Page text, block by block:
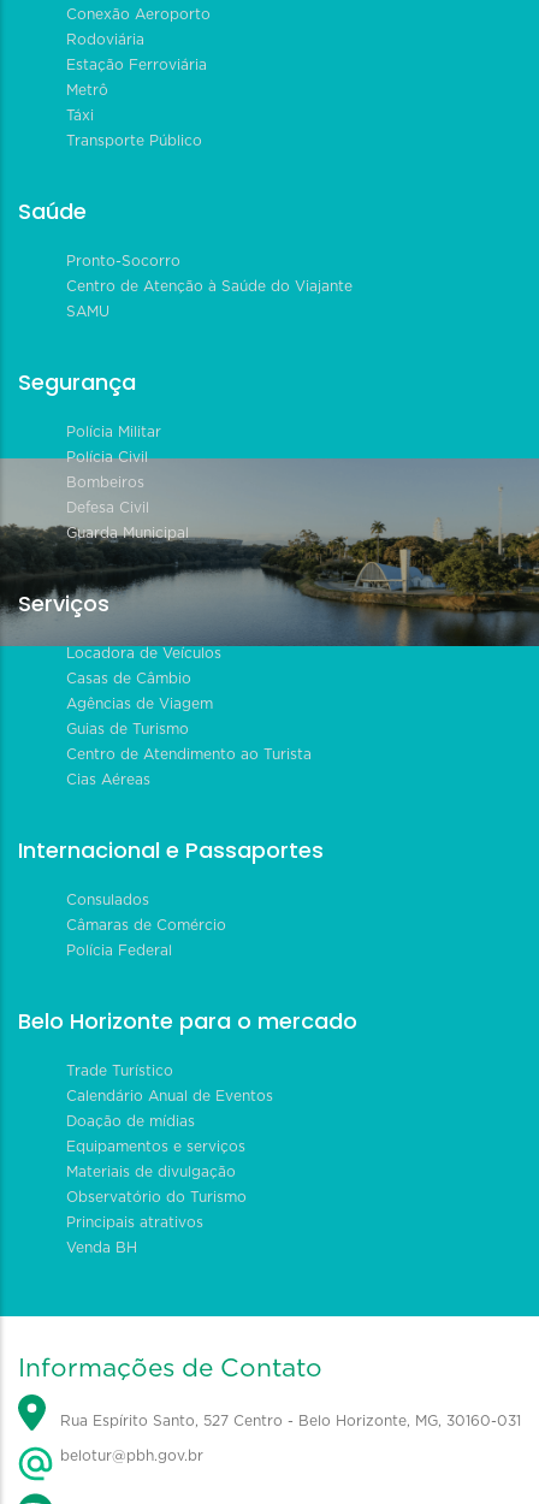
Conexão Aeroporto
Rodoviária
Estação Ferroviária
Metrô
Táxi
Transporte Público
Saúde
Pronto-Socorro
Centro de Atenção à Saúde do Viajante
SAMU
Segurança
Polícia Militar
Polícia Civil
Bombeiros
Defesa Civil
Guarda Municipal
Serviços
Locadora de Veículos
Casas de Câmbio
Agências de Viagem
Guias de Turismo
Centro de Atendimento ao Turista
Cias Aéreas
Internacional e Passaportes
Consulados
Câmaras de Comércio
Polícia Federal
Belo Horizonte para o mercado
Trade Turístico
Calendário Anual de Eventos
Doação de mídias
Equipamentos e serviços
Materiais de divulgação
Observatório do Turismo
Principais atrativos
Venda BH
Informações de Contato
Rua Espírito Santo, 527 Centro - Belo Horizonte, MG, 30160-031
belotur@pbh.gov.br